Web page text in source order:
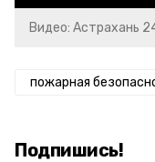
Видео: Астрахань
пожарная
Подпишись!